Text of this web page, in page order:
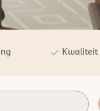
Kwaliteit